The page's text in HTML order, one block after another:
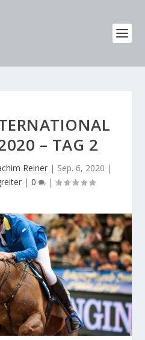
– TAG 2
Reiner | Sep. 6, 2020 |
| 0 |